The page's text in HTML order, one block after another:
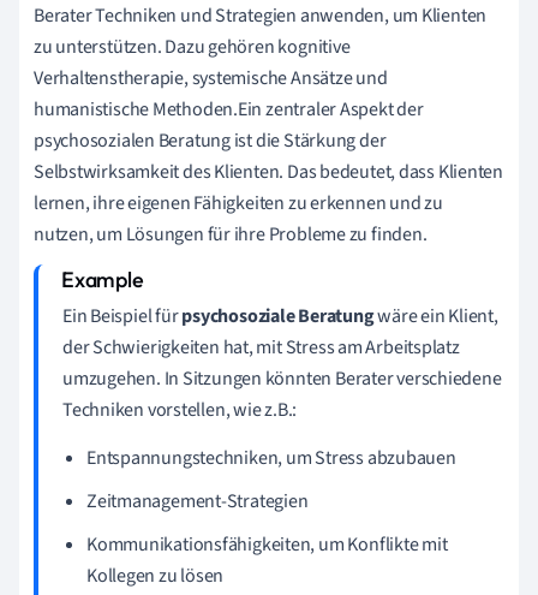
Berater Techniken und Strategien anwenden, um Klienten
zu unterstützen. Dazu gehören kognitive
Verhaltenstherapie, systemische Ansätze und
humanistische Methoden.Ein zentraler Aspekt der
psychosozialen Beratung ist die Stärkung der
Selbstwirksamkeit des Klienten. Das bedeutet, dass Klienten
lernen, ihre eigenen Fähigkeiten zu erkennen und zu
nutzen, um Lösungen für ihre Probleme zu finden.
Ein Beispiel fürpsychosoziale Beratungwäre ein Klient,
der Schwierigkeiten hat, mit Stress am Arbeitsplatz
umzugehen. In Sitzungen könnten Berater verschiedene
Techniken vorstellen, wie z.B.:
Entspannungstechniken, um Stress abzubauen
Zeitmanagement-Strategien
Kommunikationsfähigkeiten, um Konflikte mit
Kollegen zu lösen